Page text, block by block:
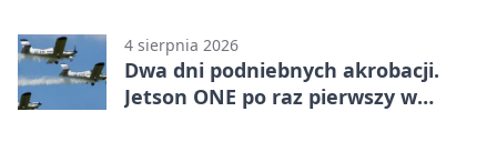
4 sierpnia 2026
Dwa dni podniebnych akrobacji.
Jetson ONE po raz pierwszy w